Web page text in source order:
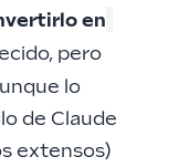
en
pero
lo
de Claude
extensos)